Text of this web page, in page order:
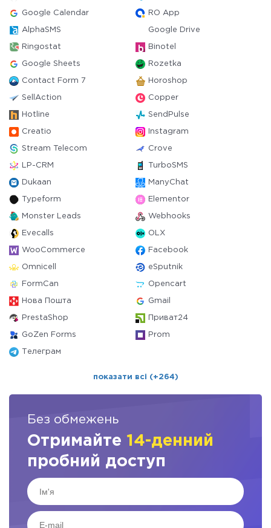
Google Calendar RO App
AlphaSMS Google Drive
Ringostat Binotel
Google Sheets Rozetka
Contact Form 7 Horoshop
SellAction Copper
Hotline SendPulse
Creatio Instagram
Stream Telecom Crove
LP-CRM TurboSMS
Dukaan ManyChat
Typeform Elementor
Monster Leads Webhooks
Evecalls OLX
WooCommerce Facebook
Omnicell eSputnik
FormCan Opencart
Нова Пошта Gmail
PrestaShop Приват24
GoZen Forms Prom
Телеграм
показати всі (+264)
Без обмежень
Отримайте 14-денний
пробний доступ